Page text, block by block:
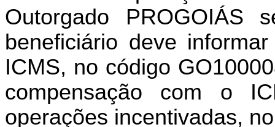
Outorgado PROGOIÁS
beneficiário deve
ICMS, no código
compensação com o
operações incentivadas,